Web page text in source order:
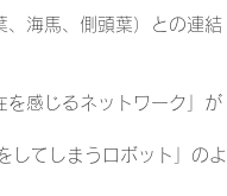
、海馬、側頭葉）との連結
を感じるネットワーク」が
してしまうロボット」のよ